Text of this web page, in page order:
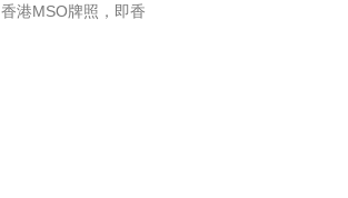
香港MSO牌照，即香